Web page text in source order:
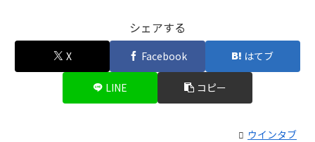
シェアする
X Facebook はてブ
LINE コピー
ウインタブ